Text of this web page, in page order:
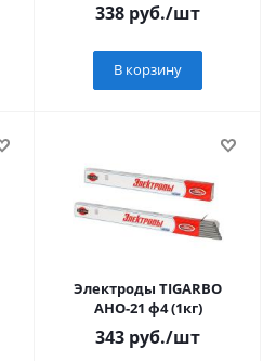
338 руб./шт
В корзину
Электроды TIGARBO
АНО-21 ф4 (1кг)
343 руб./шт